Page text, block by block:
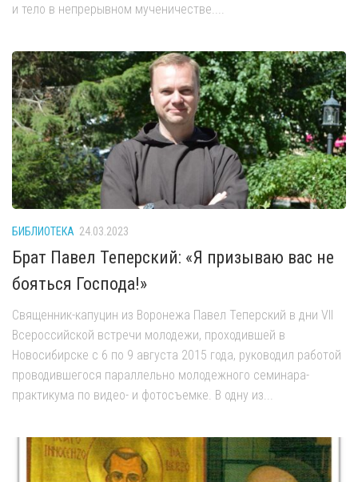
и тело в непрерывном мученичестве....
БИБЛИОТЕКА 24.03.2023
Брат Павел Теперский: «Я призываю вас не
бояться Господа!»
Священник-капуцин из Воронежа Павел Теперский в дни VII
Всероссийской встречи молодежи, проходившей в
Новосибирске с 6 по 9 августа 2015 года, руководил работой
проводившегося параллельно молодежного семинара-
практикума по видео- и фотосъемке. В одну из...